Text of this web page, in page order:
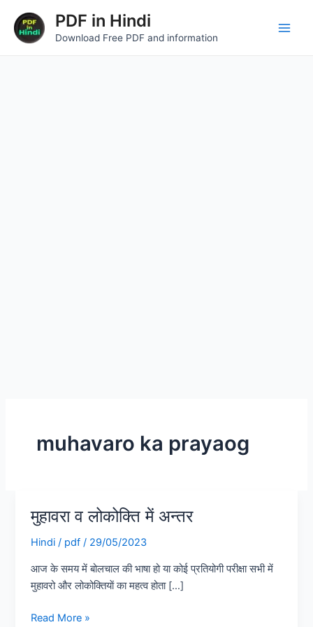
content
PDF in Hindi
Download Free PDF and information
muhavaro ka prayaog
मुहावरा व लोकोक्ति में अन्तर
Hindi / pdf/ 29/05/2023
आज के समय में बोलचाल की भाषा हो या कोई प्रतियोगी परीक्षा सभी में
मुहावरो और लोकोक्तियाें का महत्व होता […]
मुहावरा
लोकोक्ति
में
अन्तर
Read More »